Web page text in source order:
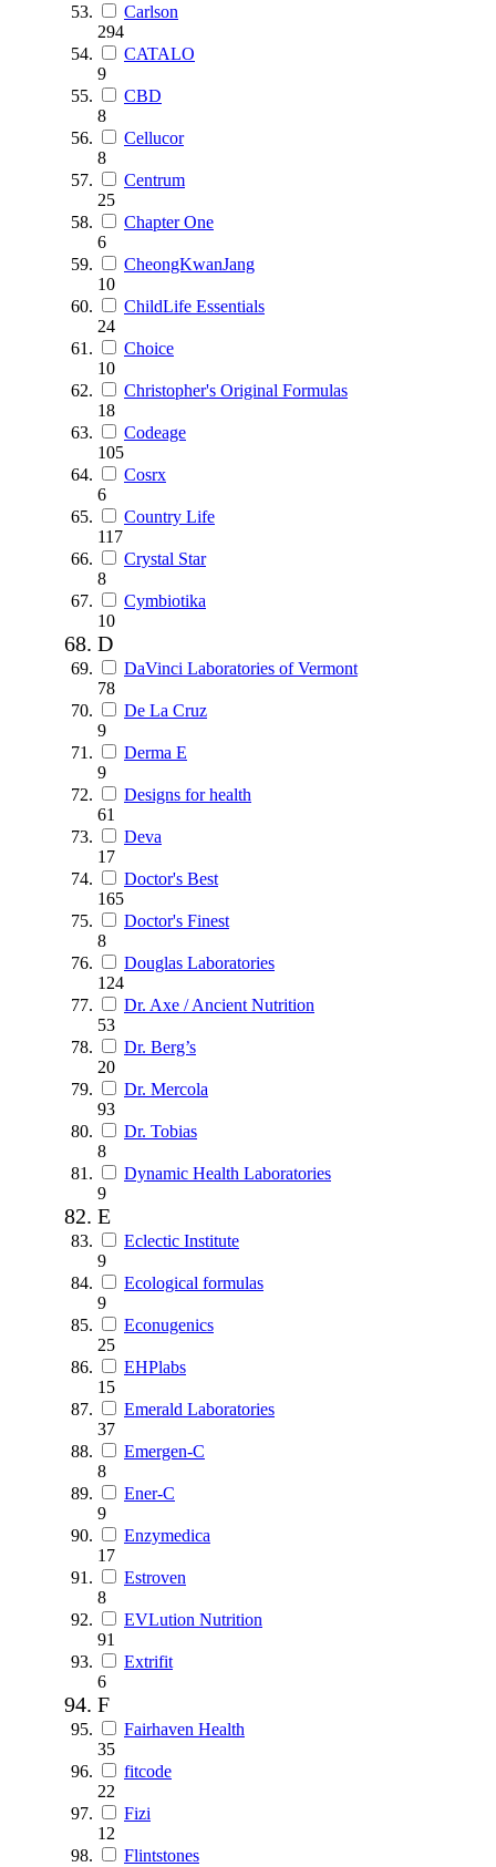
Carlson
294
CATALO
9
CBD
8
Cellucor
8
Centrum
25
Chapter One
6
CheongKwanJang
10
ChildLife Essentials
24
Choice
10
Christopher's Original Formulas
18
Codeage
105
Cosrx
6
Country Life
117
Crystal Star
8
Cymbiotika
10
D
DaVinci Laboratories of Vermont
78
De La Cruz
9
Derma E
9
Designs for health
61
Deva
17
Doctor's Best
165
Doctor's Finest
8
Douglas Laboratories
124
Dr. Axe / Ancient Nutrition
53
Dr. Berg’s
20
Dr. Mercola
93
Dr. Tobias
8
Dynamic Health Laboratories
9
E
Eclectic Institute
9
Ecological formulas
9
Econugenics
25
EHPlabs
15
Emerald Laboratories
37
Emergen-C
8
Ener-C
9
Enzymedica
17
Estroven
8
EVLution Nutrition
91
Extrifit
6
F
Fairhaven Health
35
fitcode
22
Fizi
12
Flintstones